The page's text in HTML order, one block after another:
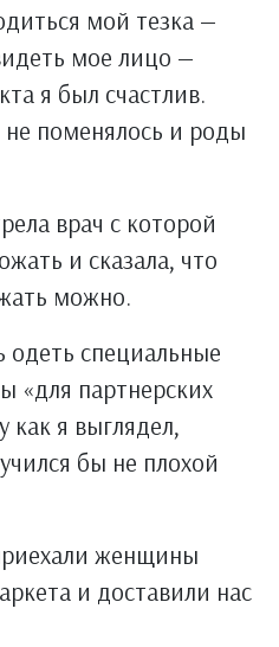
мой тезка —
мое лицо —
я был счастлив.
поменялось и роды
врач с которой
и сказала, что
можно.
специальные
«для партнерских
как я выглядел,
бы не плохой
женщины
и доставили нас